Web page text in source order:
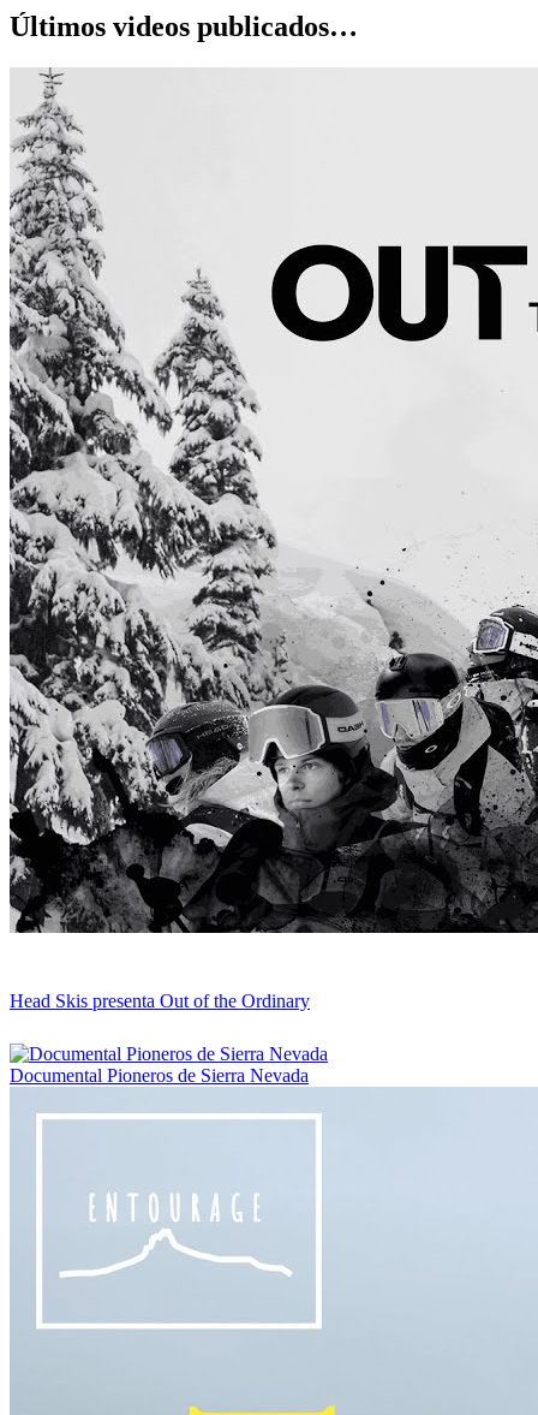
Últimos videos publicados…
Head Skis presenta Out of the Ordinary
Documental Pioneros de Sierra Nevada